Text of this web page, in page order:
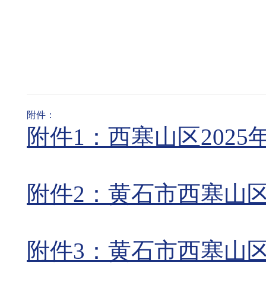
附件：
附件1：西塞山区2025
附件2：黄石市西塞山
附件3：黄石市西塞山